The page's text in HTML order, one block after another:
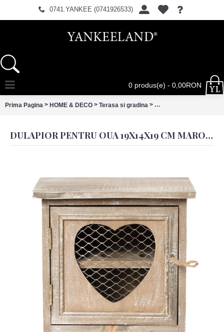
0741.YANKEE (0741926533)
0 produs(e) - 0,00RON
Prima Pagina > HOME & DECO > Terasa si gradina > Dulapior pentru oua
DULAPIOR PENTRU OUA 19X14X19 CM MARO DIN LEMN – SUPORT 12 OUA